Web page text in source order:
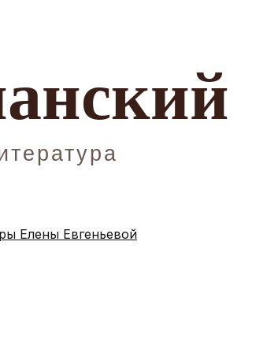
Елены Евгеньевой